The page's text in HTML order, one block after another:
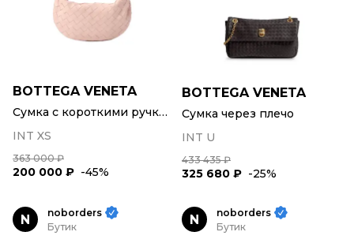
BOTTEGA VENETA
Сумка с короткими ручками
INT XS
363 000 ₽
200 000 ₽ -45%
BOTTEGA VENETA
Сумка через плечо
INT U
433 435 ₽
325 680 ₽ -25%
N
noborders
Бутик
N
noborders
Бутик